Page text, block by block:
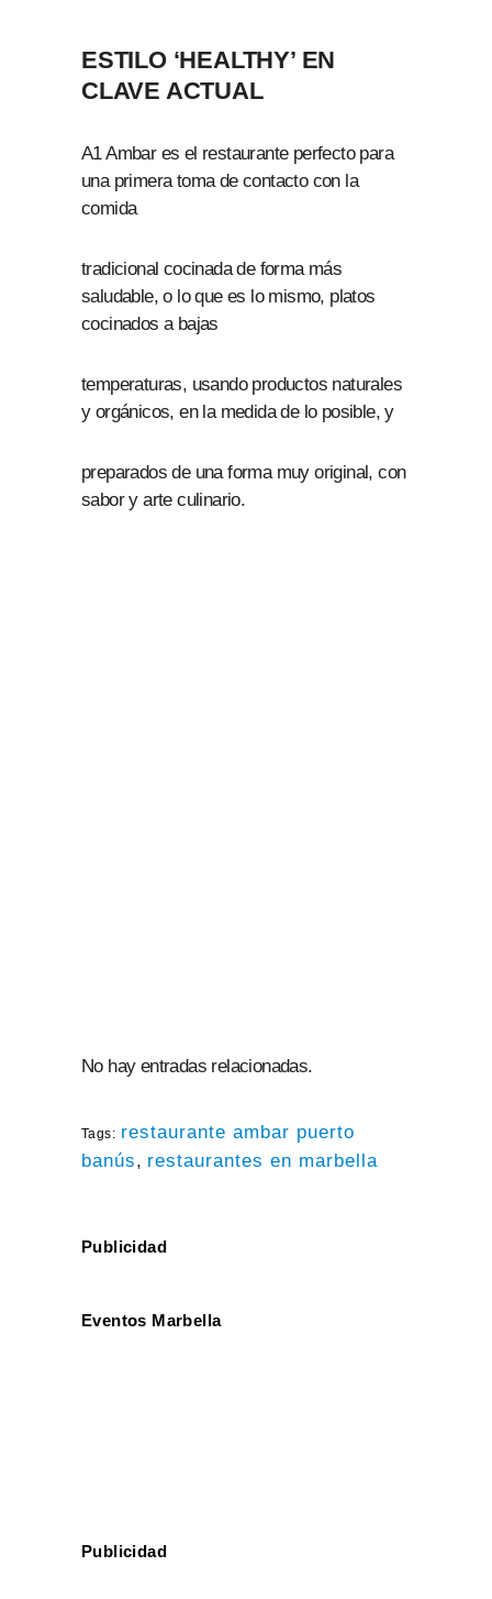
ESTILO ‘HEALTHY’ EN
CLAVE ACTUAL
A1 Ambar es el restaurante perfecto para
una primera toma de contacto con la
comida
tradicional cocinada de forma más
saludable, o lo que es lo mismo, platos
cocinados a bajas
temperaturas, usando productos naturales
y orgánicos, en la medida de lo posible, y
preparados de una forma muy original, con
sabor y arte culinario.
No hay entradas relacionadas.
Tags: restaurante ambar puerto
banús, restaurantes en marbella
Publicidad
Eventos Marbella
Publicidad